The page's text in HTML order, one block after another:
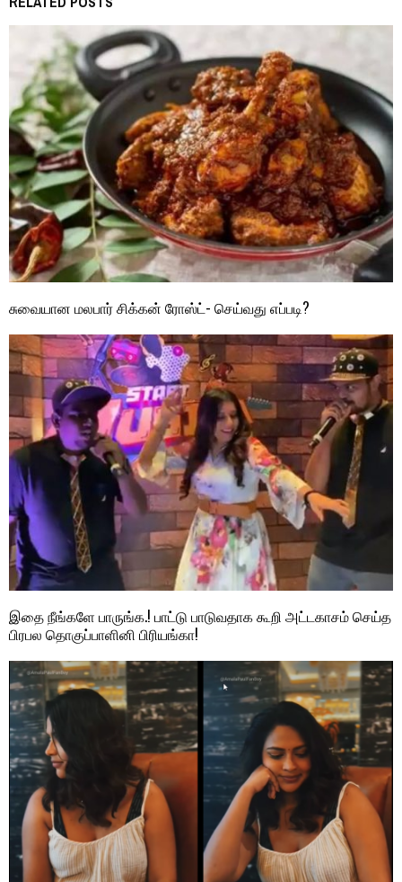
சுவையான மலபார் சிக்கன் ரோஸ்ட்- செய்வது எப்படி?
இதை நீங்களே பாருங்க.! பாட்டு பாடுவதாக கூறி அட்டகாசம் செய்த
பிரபல தொகுப்பாளினி பிரியங்கா!